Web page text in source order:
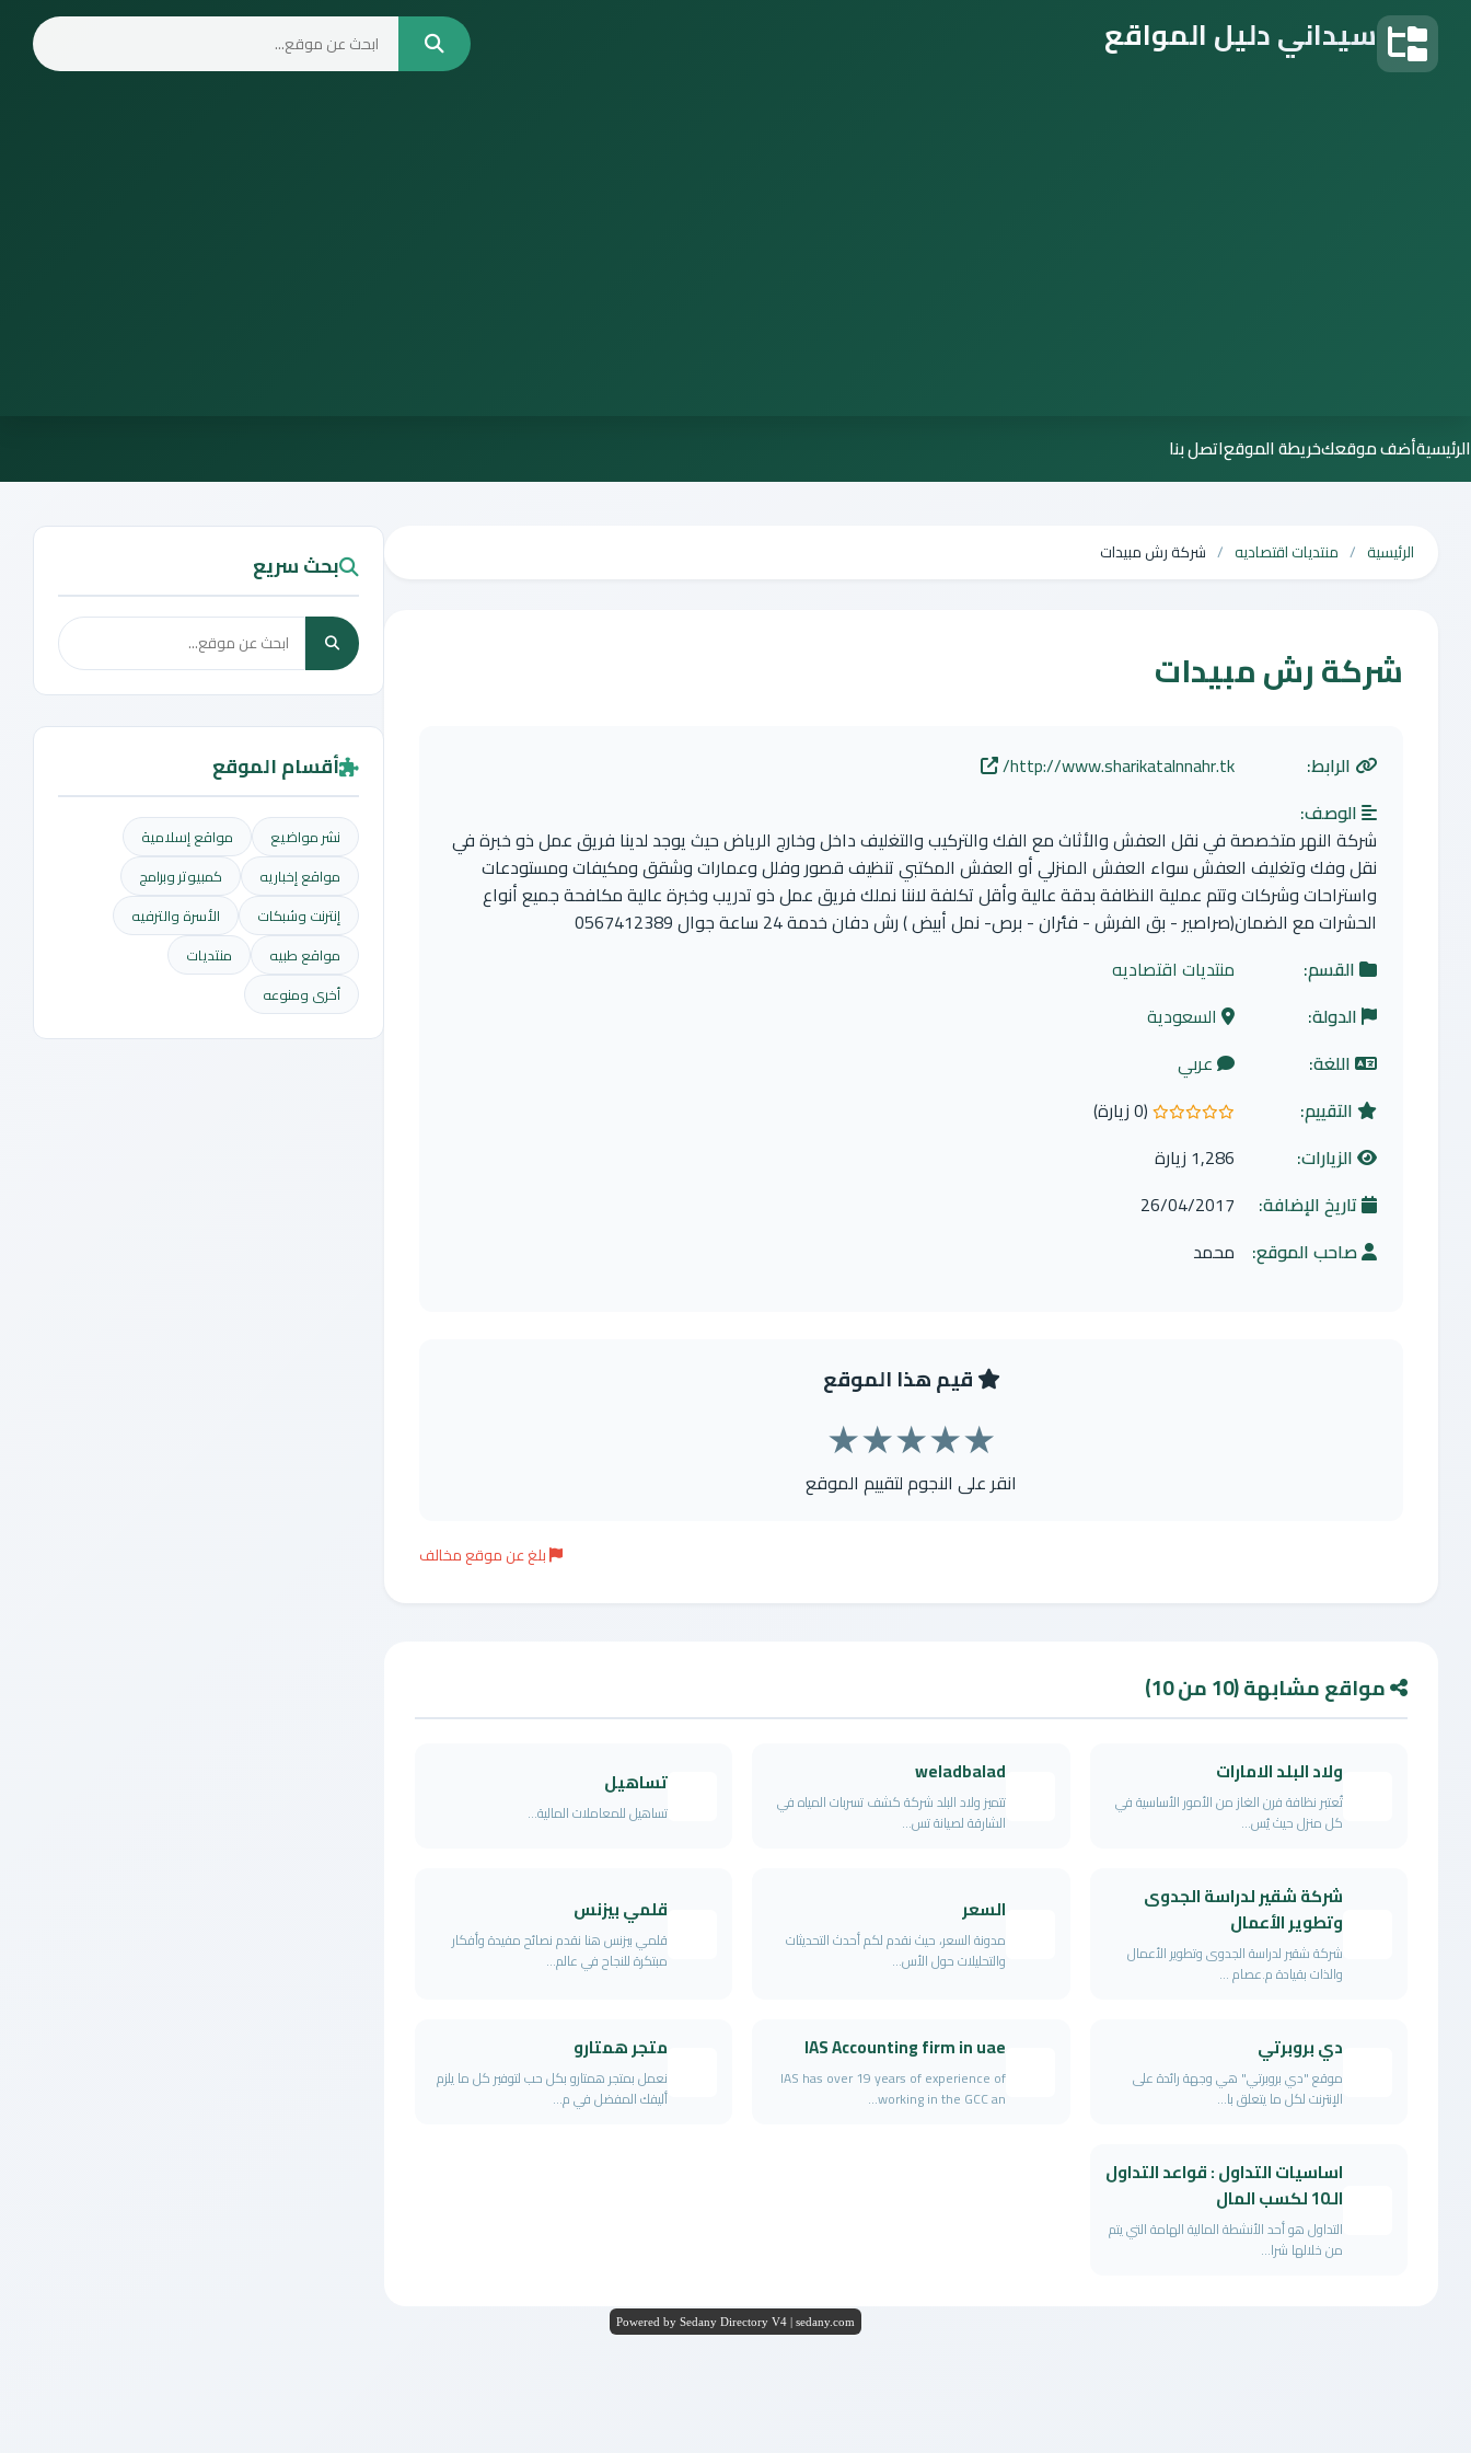
سيداني دليل المواقع
الرئيسيةأضف موقعكخريطة الموقعاتصل بنا
الرئيسية منتديات اقتصاديه شركة رش مبيدات
شركة رش مبيدات
الرابط:
http://www.sharikatalnnahr.tk/
الوصف:
شركة النهر متخصصة في نقل العفش والأثاث مع الفك والتركيب والتغليف داخل وخارج الرياض حيث يوجد لدينا فريق عمل ذو خبرة في
نقل وفك وتغليف العفش سواء العفش المنزلي أو العفش المكتبي تنظيف قصور وفلل وعمارات وشقق ومكيفات ومستودعات
واستراحات وشركات وتتم عملية النظافة بدقة عالية وأقل تكلفة لاننا نملك فريق عمل ذو تدريب وخبرة عالية مكافحة جميع أنواع
الحشرات مع الضمان(صراصير - بق الفرش - فئران - برص- نمل أبيض ) رش دفان خدمة 24 ساعة جوال 0567412389
القسم:
منتديات اقتصاديه
الدولة:
السعودية
اللغة:
عربي
التقييم:
0.0 من 5 نجوم
(0 زيارة)
الزيارات:
1,286 زيارة
تاريخ الإضافة:
26/04/2017
صاحب الموقع: محمد
قيم هذا الموقع
★
★
★
★
★
انقر على النجوم لتقييم الموقع
بلغ عن موقع مخالف
مواقع مشابهة (10 من 10)
ولاد البلد الامارات
تُعتبر نظافة فرن الغاز من الأمور الأساسية في
كل منزل حيث يُس...
weladbalad
تتميز ولاد البلد شركة كشف تسربات المياه في
الشارقة لصيانة تس...
تساهيل
تساهيل للمعاملات المالية...
شركة شقير لدراسة الجدوى
وتطوير الأعمال
شركة شقير لدراسة الجدوى وتطوير الأعمال
والذات بقيادة م.عصام ...
السعر
مدونة السعر، حيث نقدم لكم أحدث التحديثات
والتحليلات حول الأس...
قلمي بيزنس
قلمي بيزنس هنا نقدم نصائح مفيدة وأفكار
مبتكرة للنجاح في عالم...
دي بروبرتي
موقع "دي بروبرتي" هي وجهة رائدة على
الإنترنت لكل ما يتعلق با...
IAS Accounting firm in uae
IAS has over 19 years of experience of
working in the GCC an...
متجر همتارو
نعمل بمتجر همتارو بكل حب لتوفير كل ما يلزم
أليفك المفضل في م...
اساسيات التداول : قواعد التداول
الـ10 لكسب المال
التداول هو أحد الأنشطة المالية الهامة التي يتم
من خلالها شرا...
بحث سريع
أقسام الموقع
نشر مواضيع
مواقع إسلامية
مواقع إخباريه
كمبيوتر وبرامج
إنترنت وشبكات
الأسرة والترفيه
مواقع طبيه
منتديات
أخرى ومنوعه
Powered by Sedany Directory V4 | sedany.com